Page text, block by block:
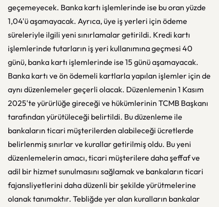
geçemeyecek. Banka kartı işlemlerinde ise bu oran yüzde
1,04'ü aşamayacak. Ayrıca, üye iş yerleri için ödeme
süreleriyle ilgili yeni sınırlamalar getirildi. Kredi kartı
işlemlerinde tutarların iş yeri kullanımına geçmesi 40
günü, banka kartı işlemlerinde ise 15 günü aşamayacak.
Banka kartı ve ön ödemeli kartlarla yapılan işlemler için de
aynı düzenlemeler geçerli olacak. Düzenlemenin 1 Kasım
2025'te yürürlüğe gireceği ve hükümlerinin TCMB Başkanı
tarafından yürütüleceği belirtildi. Bu düzenleme ile
bankaların ticari müşterilerden alabileceği ücretlerde
belirlenmiş sınırlar ve kurallar getirilmiş oldu. Bu yeni
düzenlemelerin amacı, ticari müşterilere daha şeffaf ve
adil bir hizmet sunulmasını sağlamak ve bankaların ticari
fajansliyetlerini daha düzenli bir şekilde yürütmelerine
olanak tanımaktır. Tebliğde yer alan kuralların bankalar